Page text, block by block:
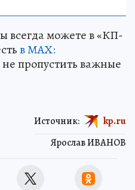
всегда можете в «КП-
в МАХ:
пропустить важные
Ярослав ИВАНОВ
Источник: kp.ru